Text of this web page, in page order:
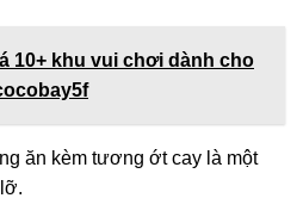
10+ khu vui chơi dành cho
ăn kèm tương ớt cay là một